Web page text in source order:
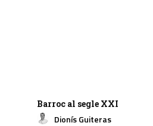
Barroc al segle XXI
Dionís Guiteras